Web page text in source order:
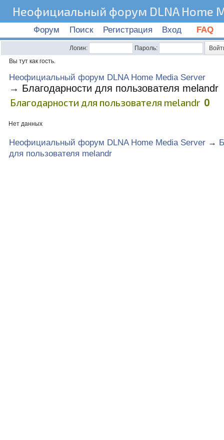
Неофициальный форум DLNA Home
Форум Поиск Регистрация Вход FAQ
Логин:
Пароль:
Вы тут как гость.
Неофициальный форум DLNA Home Media Server
→ Благодарности для пользователя melandr
Благодарности для пользователя melandr 0
Нет данных
Неофициальный форум DLNA Home Media Server →
для пользователя melandr